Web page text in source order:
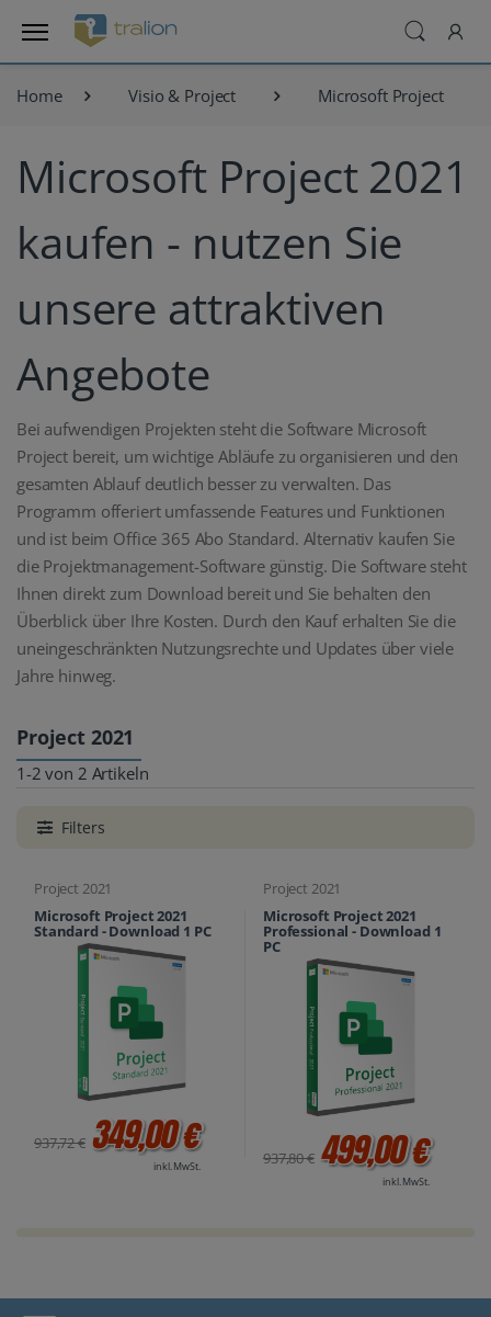
Home Visio & Project Microsoft Project
Microsoft Project 2021
kaufen - nutzen Sie
unsere attraktiven
Angebote
Bei aufwendigen Projekten steht die Software Microsoft
Project bereit, um wichtige Abläufe zu organisieren und den
gesamten Ablauf deutlich besser zu verwalten. Das
Programm offeriert umfassende Features und Funktionen
und ist beim Office 365 Abo Standard. Alternativ kaufen Sie
die Projektmanagement-Software günstig. Die Software steht
Ihnen direkt zum Download bereit und Sie behalten den
Überblick über Ihre Kosten. Durch den Kauf erhalten Sie die
uneingeschränkten Nutzungsrechte und Updates über viele
Jahre hinweg.
Project 2021
1-2 von 2 Artikeln
Filters
Project 2021
Microsoft Project 2021
Standard - Download 1 PC
937,72 € 349,00 €
inkl. MwSt.
Project 2021
Microsoft Project 2021
Professional - Download 1
PC
937,80 € 499,00 €
inkl. MwSt.